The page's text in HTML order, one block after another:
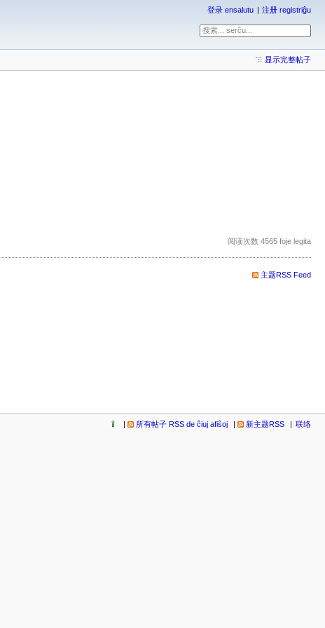
登录 ensalutu 注册 registriĝu
显示完整帖子
阅读次数 4565 foje legita
主题RSS Feed
所有帖子 RSS de ĉiuj afiŝoj 新主题RSS 联络